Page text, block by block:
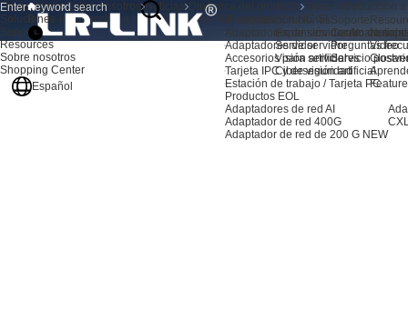
Productos
Adaptadores de servidor AI
Adaptadores de servidor
Accesorios para servidores
Tarjeta IPC y de visión artificial
Estación de trabajo / Tarjeta PC
Productos EOL
Adaptadores de red AI
Adaptador de red 400G
Adaptador de red de 200 G NEW
Soluciones
Expansión de
Servidor
Visión artificial
Ciberseguridad
Soporte
Centro de
Preguntas
Servicio
Video
Productos
Soluciones
Soporte
Resources
Sobre nosotros
Shopping Center
Español
Inicio Sobre nosotros Noticias Dinámica del producto Breve introducción
Breve introducción a la tarjeta de red POE con función NC-SI